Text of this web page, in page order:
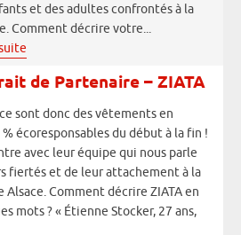
et des adultes confrontés à la
Comment décrire votre...
de Partenaire – ZIATA
ce sont donc des vêtements en
écoresponsables du début à la fin !
avec leur équipe qui nous parle
fiertés et de leur attachement à la
Alsace. Comment décrire ZIATA en
mots ? « Étienne Stocker, 27 ans,